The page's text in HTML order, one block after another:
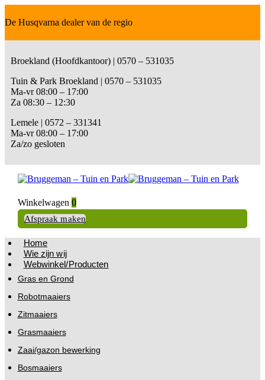
De Husqvarna dealer van de regio
Broekland (Hoofdkantoor) | 0570 – 531035
Tuin & Park Broekland | 0570 – 531035
Ma-vr 08:00 – 17:00
Za 08:30 – 12:30
Lemele | 0572 – 331341
Ma-vr 08:00 – 17:00
Za/zo gesloten
Winkelwagen 0
Afspraak maken
Home
Wie zijn wij
Webwinkel/Producten
Gras en Grond
Robotmaaiers
Zitmaaiers
Grasmaaiers
Zaai/gazon bewerking
Bosmaaiers